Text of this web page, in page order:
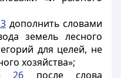
дополнить словами
земель лесного
для целей, не
хозяйства»;
26 после слова